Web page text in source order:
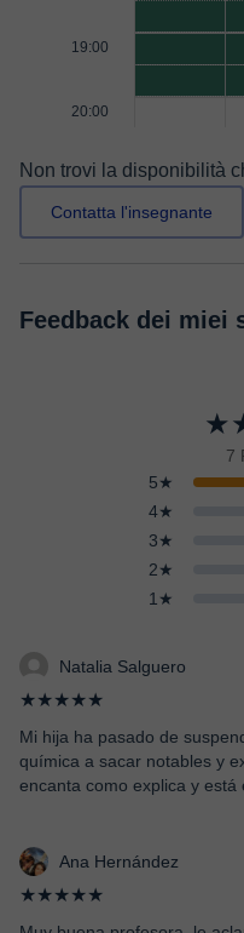
19:00
20:00
Non trovi la disponibilità
Contatta l'insegnante
Feedback dei miei
7
5★
4★
3★
2★
1★
Natalia Salguero
★★★★★
Mi hija ha pasado de
química a sacar notables y
encanta como explica y está
Ana Hernández
★★★★★